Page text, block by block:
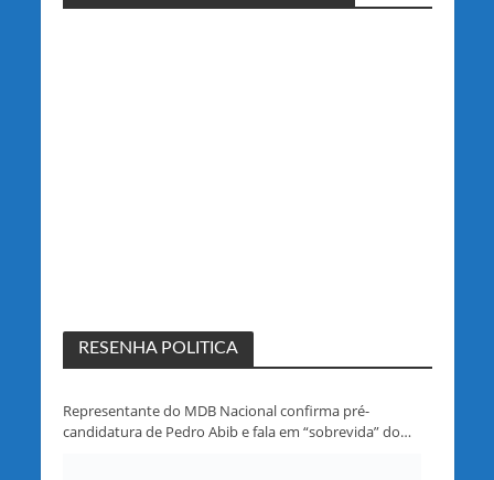
RESENHA POLITICA
Representante do MDB Nacional confirma pré-
candidatura de Pedro Abib e fala em “sobrevida” do